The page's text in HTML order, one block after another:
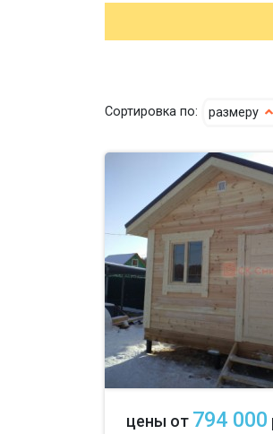
Сортировка по: размеру
цены от 794 000